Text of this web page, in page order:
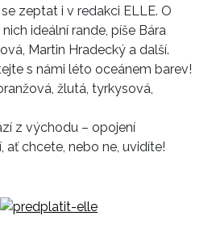
zeptat i v redakci ELLE. O
ideální rande, píše Bára
Martin Hradecký a další.
s námi léto oceánem barev!
žlutá, tyrkysová,
z východu – opojení
chcete, nebo ne, uvidíte!